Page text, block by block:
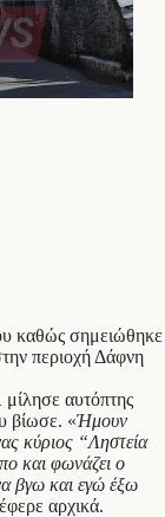
καθώς σημειώθηκε
περιοχή Δάφνη
μίλησε αυτόπτης
βίωσε. «Ήμουν
κύριος “Ληστεία
και φωνάζει ο
βγω και εγώ έξω
αρχικά.